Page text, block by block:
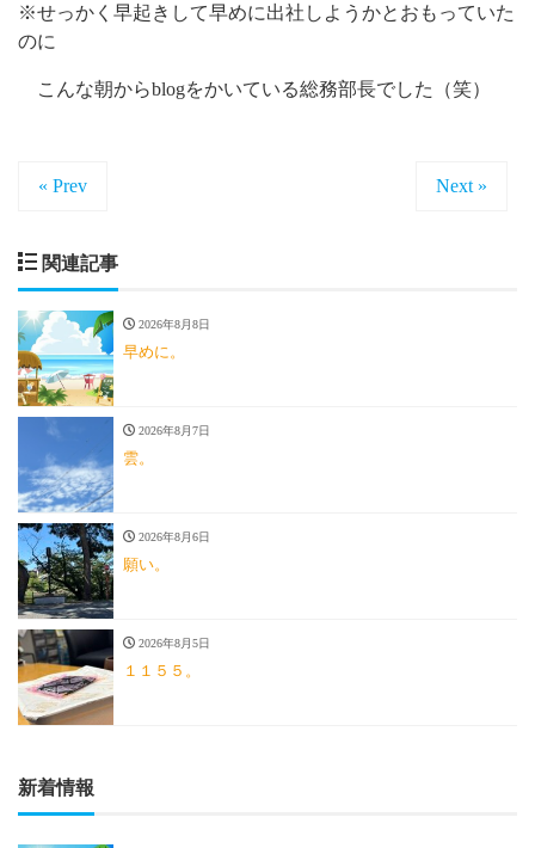
※せっかく早起きして早めに出社しようかとおもっていた
のに
こんな朝からblogをかいている総務部長でした（笑）
« Prev Next »
関連記事
2026年8月8日
早めに。
2026年8月7日
雲。
2026年8月6日
願い。
2026年8月5日
１１５５。
新着情報